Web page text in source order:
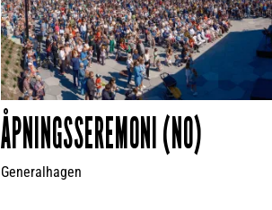
ÅPNINGSSEREMONI (NO)
Generalhagen